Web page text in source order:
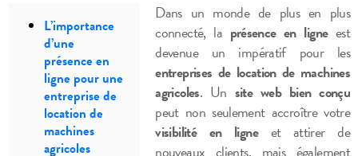
L’importance
d’une
présence en
ligne pour une
entreprise de
location de
machines
agricoles
Dans un monde de plus en plus
connecté, la présence en ligneest
devenue un impératif pour les
entreprises de location de machines
agricoles. Un site web bien conçu
peut non seulement accroître votre
visibilité en ligneet attirer de
nouveaux clients, mais également